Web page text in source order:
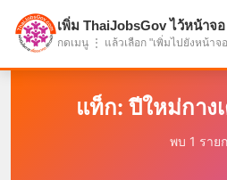
แบ่งปันโอกาส เพื่ออนาคตที่ก้า
แท็ก: ปีใหม่กาง
พบ 1 ราย
เพิ่ม ThaiJobsGov ไว้หน้าจอ
กดเมนู ⋮ แล้วเลือก "เพิ่มไปยังหน้าจ